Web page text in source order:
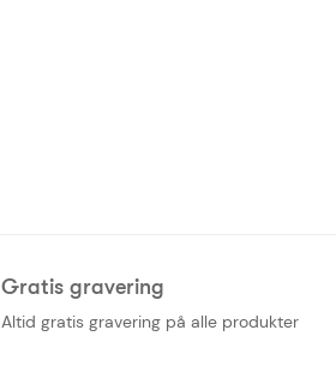
Gratis gravering
Altid gratis gravering på alle produkter